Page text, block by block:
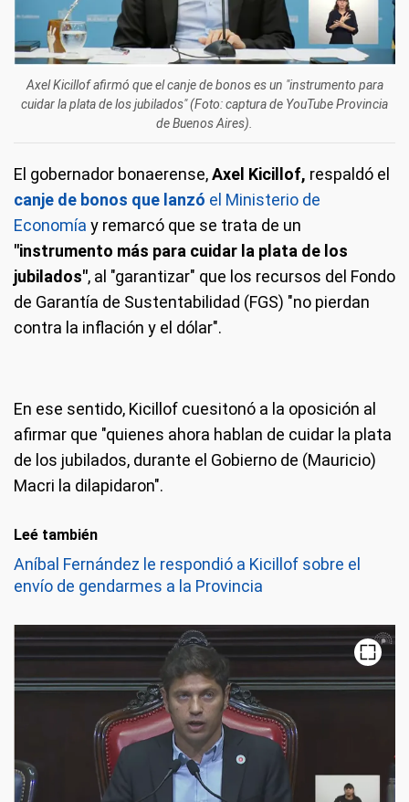
Axel Kicillof afirmó que el canje de bonos es un "instrumento para
cuidar la plata de los jubilados" (Foto: captura de YouTube Provincia
de Buenos Aires).
El gobernador bonaerense,Axel Kicillof, respaldó el
canje de bonos que lanzó el Ministerio de
Economía y remarcó que se trata de un
"instrumento más para cuidar la plata de los
jubilados", al "garantizar" que los recursos del Fondo
de Garantía de Sustentabilidad (FGS) "no pierdan
contra la inflación y el dólar".
En ese sentido, Kicillof cuesitonó a la oposición al
afirmar que "quienes ahora hablan de cuidar la plata
de los jubilados, durante el Gobierno de (Mauricio)
Macri la dilapidaron".
Leé también
Aníbal Fernández le respondió a Kicillof sobre el
envío de gendarmes a la Provincia